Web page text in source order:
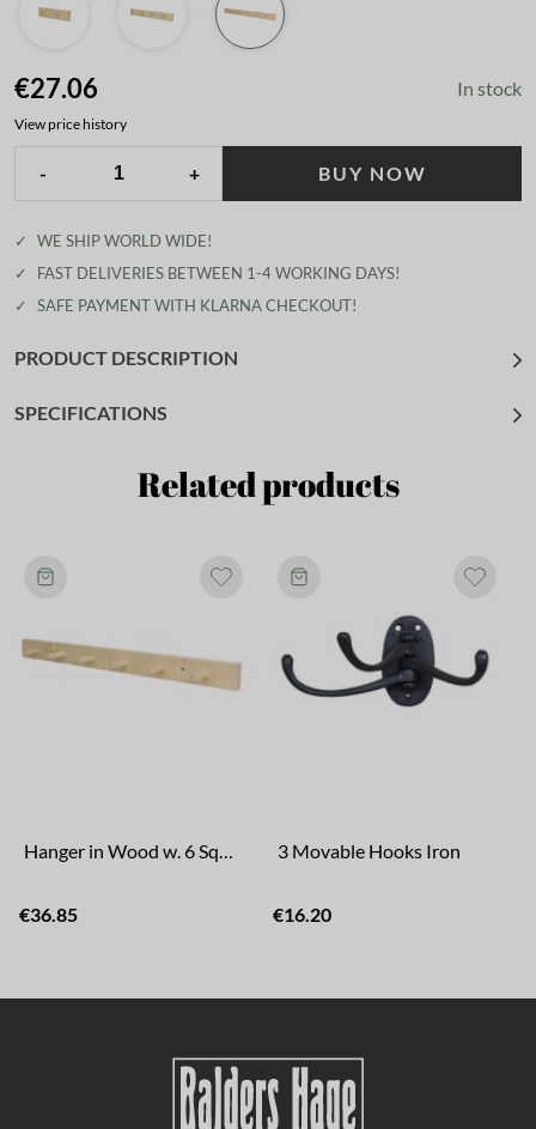
€27.06 In stock
View price history
- + BUY NOW
✓
WE SHIP WORLD WIDE!
✓
FAST DELIVERIES BETWEEN 1-4 WORKING DAYS!
✓
SAFE PAYMENT WITH KLARNA CHECKOUT!
PRODUCT DESCRIPTION
SPECIFICATIONS
Related products
Hanger in Wood w. 6 Square Knobs
€36.85
3 Movable Hooks Iron
€16.20